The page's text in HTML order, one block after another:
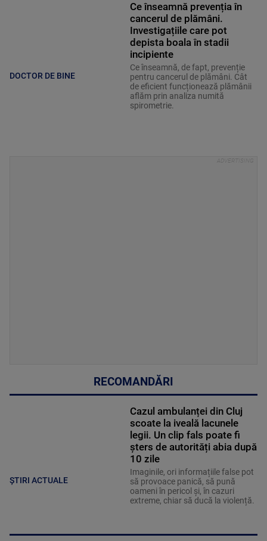
DOCTOR DE BINE
Ce înseamnă prevenția în
cancerul de plămâni.
Investigațiile care pot
depista boala în stadii
incipiente
Ce înseamnă, de fapt, prevenție
pentru cancerul de plămâni. Cât
de eficient funcționează plămânii
aflăm prin analiza numită
spirometrie.
RECOMANDĂRI
ȘTIRI ACTUALE
Cazul ambulanței din Cluj
scoate la iveală lacunele
legii. Un clip fals poate fi
șters de autorități abia după
10 zile
Imaginile, ori informațiile false pot
să provoace panică, să pună
oameni în pericol și, în cazuri
extreme, chiar să ducă la violență.